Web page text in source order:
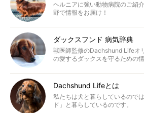
ヘルニアに強い動物病院のご紹
野で情報をお届け！
ダックスフンド 病気辞典
獣医師監修のDachshund Lifeオ
の愛するダックスを守るための
Dachshund Lifeとは
私たちは犬と暮らしているので
ド」と暮らしているのです。